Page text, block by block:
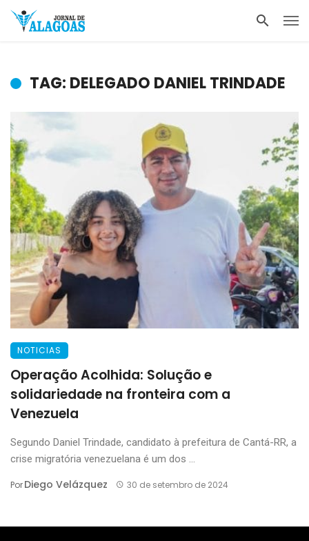
TAG: DELEGADO DANIEL TRINDADE
NOTICIAS
Operação Acolhida: Solução e
solidariedade na fronteira com a
Venezuela
Segundo Daniel Trindade, candidato à prefeitura de Cantá-RR, a
crise migratória venezuelana é um dos ...
PorDiego Velázquez 30 de setembro de 2024